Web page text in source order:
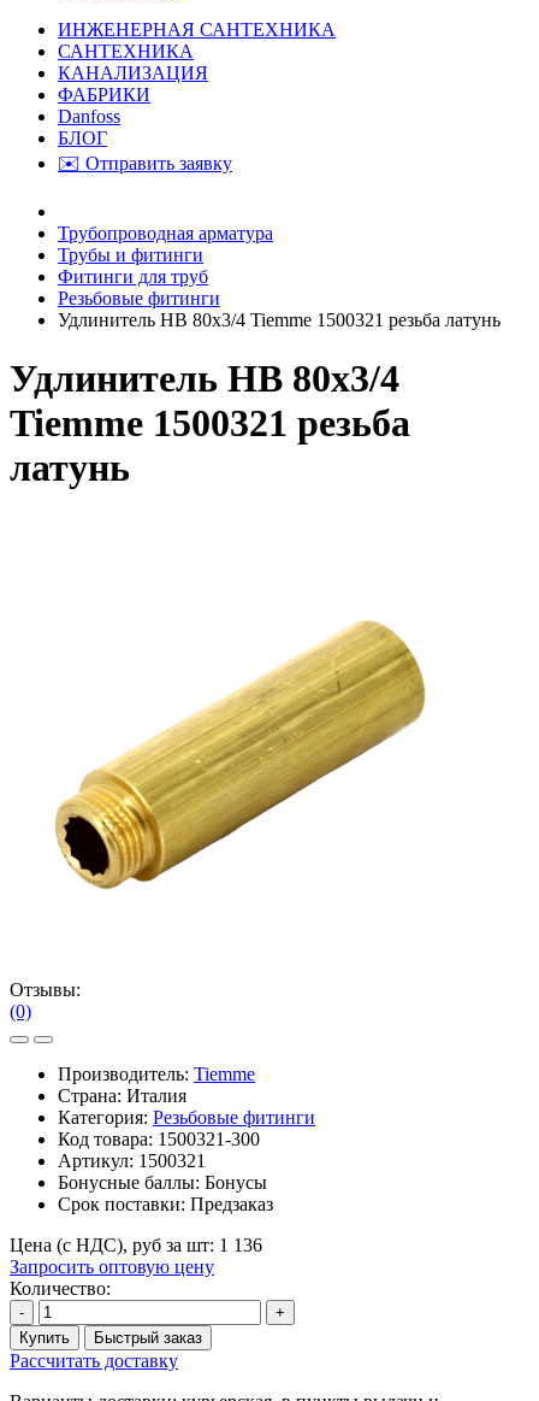
ИНЖЕНЕРНАЯ САНТЕХНИКА
САНТЕХНИКА
КАНАЛИЗАЦИЯ
ФАБРИКИ
Danfoss
БЛОГ
✉️ Отправить заявку
Трубопроводная арматура
Трубы и фитинги
Фитинги для труб
Резьбовые фитинги
Удлинитель HВ 80x3/4 Tiemme 1500321 резьба латунь
Удлинитель HВ 80x3/4
Tiemme 1500321 резьба
латунь
Отзывы:
(0)
Производитель: Tiemme
Страна: Италия
Категория: Резьбовые фитинги
Код товара: 1500321-300
Артикул: 1500321
Бонусные баллы: Бонусы
Срок поставки: Предзаказ
Цена (с НДС), руб за шт: 1 136
Запросить оптовую цену
Количество:
-
+
Купить
Быстрый заказ
Рассчитать доставку